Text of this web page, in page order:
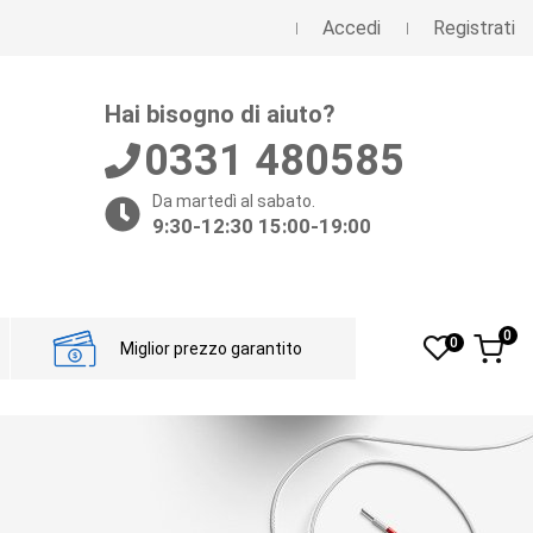
Accedi Registrati
Hai bisogno di aiuto?
0331 480585
Da martedì al sabato.
9:30-12:30 15:00-19:00
Miglior prezzo garantito 0 0